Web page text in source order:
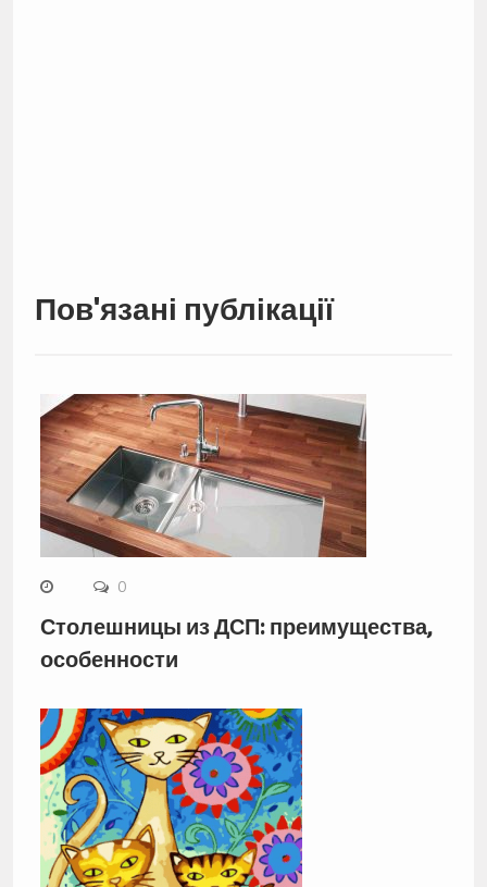
Пов'язані публікації
0
Столешницы из ДСП: преимущества,
особенности